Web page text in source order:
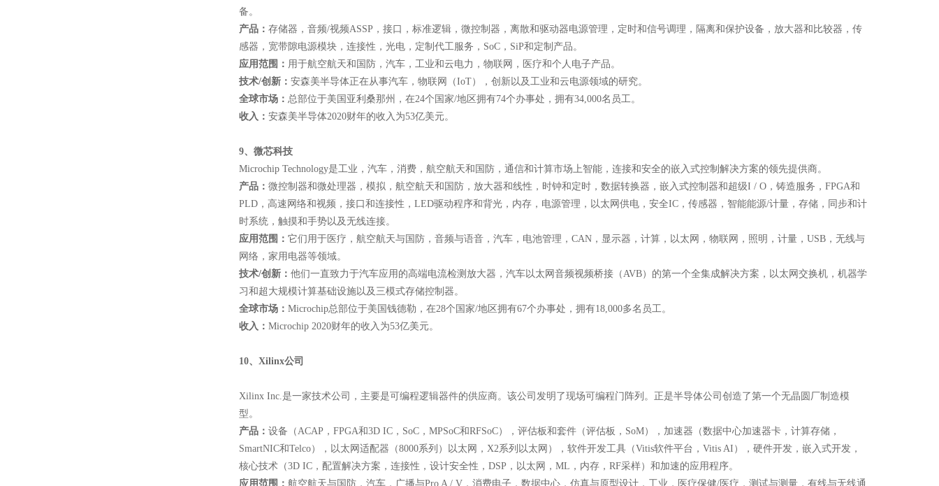
备。
产品： 存储器，音频/视频ASSP，接口，标准逻辑，微控制器，离散和驱动器电源管理，定时和信号调理，隔离和保护设备，放大器和比较器，传
感器，宽带隙电源模块，连接性，光电，定制代工服务，SoC，SiP和定制产品。
应用范围： 用于航空航天和国防，汽车，工业和云电力，物联网，医疗和个人电子产品。
技术/创新： 安森美半导体正在从事汽车，物联网（IoT），创新以及工业和云电源领域的研究。
全球市场： 总部位于美国亚利桑那州，在24个国家/地区拥有74个办事处，拥有34,000名员工。
收入： 安森美半导体2020财年的收入为53亿美元。
9、微芯科技
Microchip Technology是工业，汽车，消费，航空航天和国防，通信和计算市场上智能，连接和安全的嵌入式控制解决方案的领先提供商。
产品： 微控制器和微处理器，模拟，航空航天和国防，放大器和线性，时钟和定时，数据转换器，嵌入式控制器和超级I / O，铸造服务，FPGA和
PLD，高速网络和视频，接口和连接性，LED驱动程序和背光，内存，电源管理，以太网供电，安全IC，传感器，智能能源/计量，存储，同步和计
时系统，触摸和手势以及无线连接。
应用范围： 它们用于医疗，航空航天与国防，音频与语音，汽车，电池管理，CAN，显示器，计算，以太网，物联网，照明，计量，USB，无线与
网络，家用电器等领域。
技术/创新： 他们一直致力于汽车应用的高端电流检测放大器，汽车以太网音频视频桥接（AVB）的第一个全集成解决方案，以太网交换机，机器学
习和超大规模计算基础设施以及三模式存储控制器。
全球市场： Microchip总部位于美国钱德勒，在28个国家/地区拥有67个办事处，拥有18,000多名员工。
收入： Microchip 2020财年的收入为53亿美元。
10、Xilinx公司
Xilinx Inc.是一家技术公司，主要是可编程逻辑器件的供应商。该公司发明了现场可编程门阵列。正是半导体公司创造了第一个无晶圆厂制造模
型。
产品： 设备（ACAP，FPGA和3D IC，SoC，MPSoC和RFSoC），评估板和套件（评估板，SoM），加速器（数据中心加速器卡，计算存储，
SmartNIC和Telco），以太网适配器（8000系列）以太网，X2系列以太网），软件开发工具（Vitis软件平台，Vitis AI），硬件开发，嵌入式开发，
核心技术（3D IC，配置解决方案，连接性，设计安全性，DSP，以太网，ML，内存，RF采样）和加速的应用程序。
应用范围： 航空航天与国防，汽车，广播与Pro A / V，消费电子，数据中心，仿真与原型设计，工业，医疗保健/医疗，测试与测量，有线与无线通